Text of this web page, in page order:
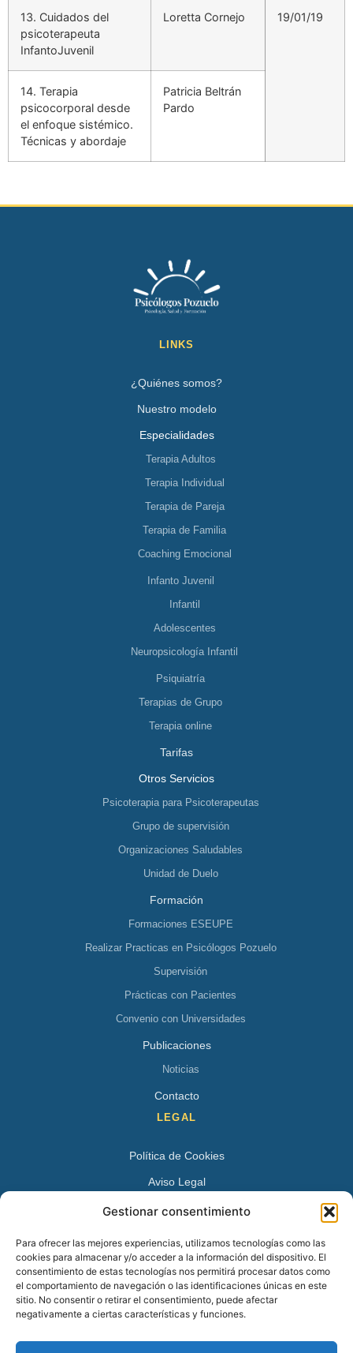
Gestionar consentimiento
Para ofrecer las mejores experiencias, utilizamos tecnologías como las
cookies para almacenar y/o acceder a la información del dispositivo. El
consentimiento de estas tecnologías nos permitirá procesar datos como
el comportamiento de navegación o las identificaciones únicas en este
sitio. No consentir o retirar el consentimiento, puede afectar
negativamente a ciertas características y funciones.
13. Cuidados del
psicoterapeuta
InfantoJuvenil
Loretta Cornejo 19/01/19
14. Terapia
psicocorporal desde
el enfoque sistémico.
Técnicas y abordaje
Patricia Beltrán
Pardo
LINKS
¿Quiénes somos?
Nuestro modelo
Especialidades
Terapia Adultos
Terapia Individual
Terapia de Pareja
Terapia de Familia
Coaching Emocional
Infanto Juvenil
Infantil
Adolescentes
Neuropsicología Infantil
Psiquiatría
Terapias de Grupo
Terapia online
Tarifas
Otros Servicios
Psicoterapia para Psicoterapeutas
Grupo de supervisión
Organizaciones Saludables
Unidad de Duelo
Formación
Formaciones ESEUPE
Realizar Practicas en Psicólogos Pozuelo
Supervisión
Prácticas con Pacientes
Convenio con Universidades
Publicaciones
Noticias
Contacto
LEGAL
Política de Cookies
Aviso Legal
Política de Privacidad
Avenida Juan XXIII 15 B 28224 – Pozuelo de Alarcón,
Madrid
Tel:+34 913527728
+34 669 83 48 45